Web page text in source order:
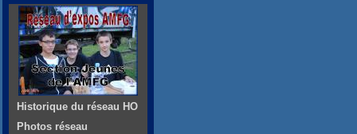
Historique du réseau HO
Photos réseau